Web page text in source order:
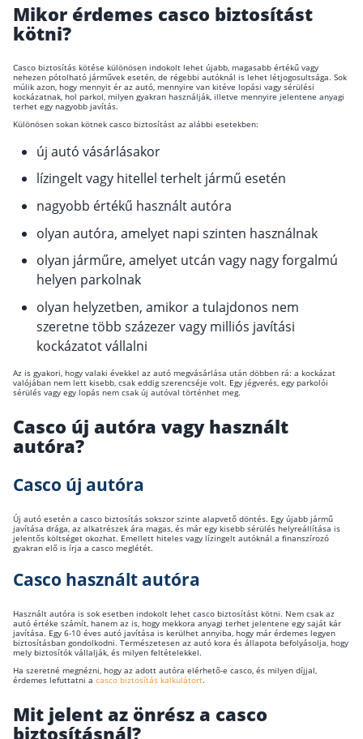
Mikor érdemes casco biztosítást
kötni?
Casco biztosítás kötése különösen indokolt lehet újabb, magasabb értékű vagy
nehezen pótolható járművek esetén, de régebbi autóknál is lehet létjogosultsága. Sok
múlik azon, hogy mennyit ér az autó, mennyire van kitéve lopási vagy sérülési
kockázatnak, hol parkol, milyen gyakran használják, illetve mennyire jelentene anyagi
terhet egy nagyobb javítás.
Különösen sokan kötnek casco biztosítást az alábbi esetekben:
új autó vásárlásakor
lízingelt vagy hitellel terhelt jármű esetén
nagyobb értékű használt autóra
olyan autóra, amelyet napi szinten használnak
olyan járműre, amelyet utcán vagy nagy forgalmú
helyen parkolnak
olyan helyzetben, amikor a tulajdonos nem
szeretne több százezer vagy milliós javítási
kockázatot vállalni
Az is gyakori, hogy valaki évekkel az autó megvásárlása után döbben rá: a kockázat
valójában nem lett kisebb, csak eddig szerencséje volt. Egy jégverés, egy parkolói
sérülés vagy egy lopás nem csak új autóval történhet meg.
Casco új autóra vagy használt
autóra?
Casco új autóra
Új autó esetén a casco biztosítás sokszor szinte alapvető döntés. Egy újabb jármű
javítása drága, az alkatrészek ára magas, és már egy kisebb sérülés helyreállítása is
jelentős költséget okozhat. Emellett hiteles vagy lízingelt autóknál a finanszírozó
gyakran elő is írja a casco meglétét.
Casco használt autóra
Használt autóra is sok esetben indokolt lehet casco biztosítást kötni. Nem csak az
autó értéke számít, hanem az is, hogy mekkora anyagi terhet jelentene egy saját kár
javítása. Egy 6-10 éves autó javítása is kerülhet annyiba, hogy már érdemes legyen
biztosításban gondolkodni. Természetesen az autó kora és állapota befolyásolja, hogy
mely biztosítók vállalják, és milyen feltételekkel.
Ha szeretné megnézni, hogy az adott autóra elérhető-e casco, és milyen díjjal,
érdemes lefuttatni a casco biztosítás kalkulátort.
Mit jelent az önrész a casco
biztosításnál?